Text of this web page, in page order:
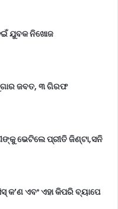
ଯୁବକ ନିଖୋଜ
ଜବତ, ୩ ଗିରଫ
ଭେଟିଲେ ପ୍ରୀତି ଜିଣ୍ଟା,ସନି
କ’ଣ ଏବଂ ଏହା କିପରି ବ୍ୟାପେ